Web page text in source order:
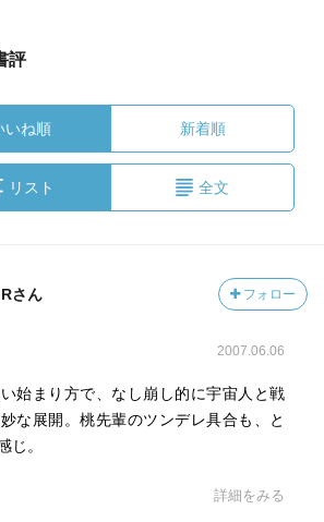
評
いね順 新着順
リスト 全文
さん フォロー
2007.06.06
始まり方で、なし崩し的に宇宙人と戦
な展開。桃先輩のツンデレ具合も、と
じ。
詳細をみる